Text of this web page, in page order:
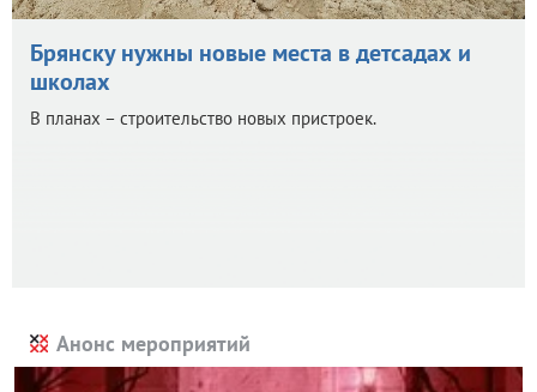
Брянску нужны новые места в детсадах и
школах
В планах – строительство новых пристроек.
Анонс мероприятий